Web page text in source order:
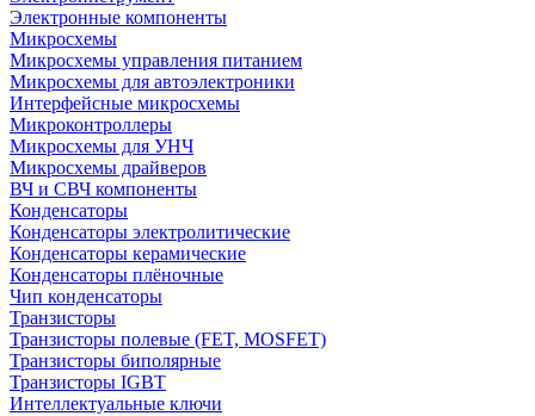
Электронные компоненты
Микросхемы
Микросхемы управления питанием
Микросхемы для автоэлектроники
Интерфейсные микросхемы
Микроконтроллеры
Микросхемы для УНЧ
Микросхемы драйверов
ВЧ и СВЧ компоненты
Конденсаторы
Конденсаторы электролитические
Конденсаторы керамические
Конденсаторы плёночные
Чип конденсаторы
Транзисторы
Транзисторы полевые (FET, MOSFET)
Транзисторы биполярные
Транзисторы IGBT
Интеллектуальные ключи